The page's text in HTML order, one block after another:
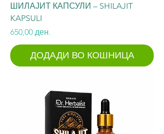
ШИЛАЈИТ КАПСУЛИ – SHILAJIT
KAPSULI
Price
650,00 ден.
ДОДАДИ ВО КОШНИЦА